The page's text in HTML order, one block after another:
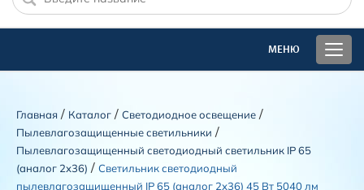
Главная / Каталог / Светодиодное освещение /
Пылевлагозащищенные светильники /
Пылевлагозащищенный светодиодный светильник IP 65
(аналог 2х36) / Светильник светодиодный
пылевлагозащищенный IP 65 (аналог 2х36) 45 Вт 5040 лм